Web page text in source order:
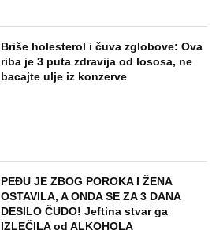
Briše holesterol i čuva zglobove: Ova
riba je 3 puta zdravija od lososa, ne
bacajte ulje iz konzerve
PEĐU JE ZBOG POROKA I ŽENA
OSTAVILA, A ONDA SE ZA 3 DANA
DESILO ČUDO! Jeftina stvar ga
IZLEČILA od ALKOHOLA